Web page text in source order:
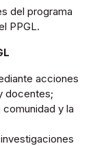
del programa
PPGL.
acciones
docentes;
y la